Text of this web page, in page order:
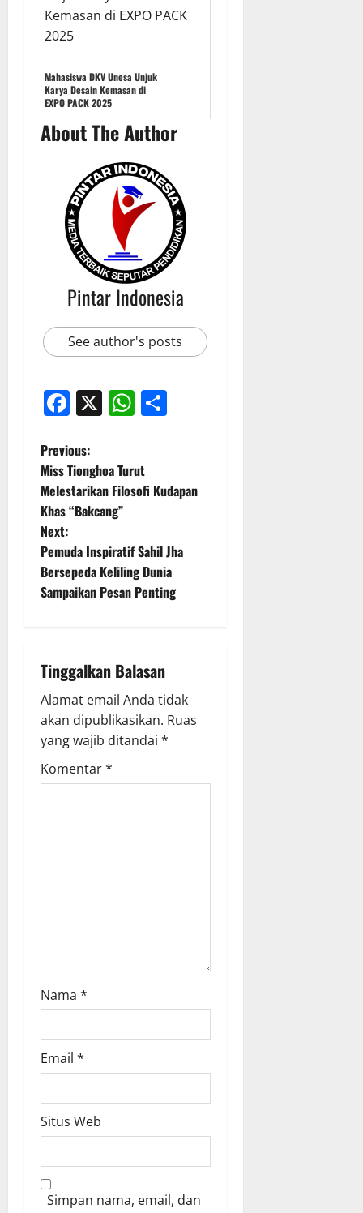
Mahasiswa DKV Unesa Unjuk
Karya Desain Kemasan di
EXPO PACK 2025
About The Author
Pintar Indonesia
See author's posts
Facebook
X WhatsApp
P
o
s
t
n
v
i
g
a
Previous:
Miss Tionghoa Turut
Melestarikan Filosofi Kudapan
Khas “Bakcang”
Next:
Pemuda Inspiratif Sahil Jha
Bersepeda Keliling Dunia
Sampaikan Pesan Penting
Tinggalkan Balasan
Alamat email Anda tidak
akan dipublikasikan. Ruas
yang wajib ditandai *
Komentar*
Nama *
Email *
Situs Web
Simpan nama, email, dan